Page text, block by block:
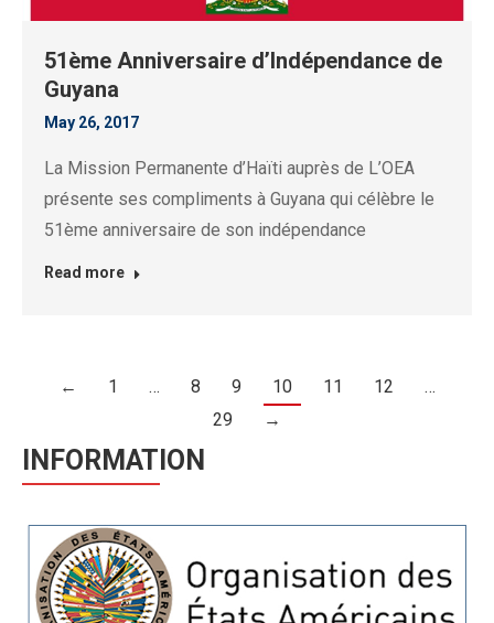
51ème Anniversaire d’Indépendance de
Guyana
May 26, 2017
La Mission Permanente d’Haïti auprès de L’OEA
présente ses compliments à Guyana qui célèbre le
51ème anniversaire de son indépendance
Read more
← 1 … 8 9 10 11 12
…
29
→
INFORMATION